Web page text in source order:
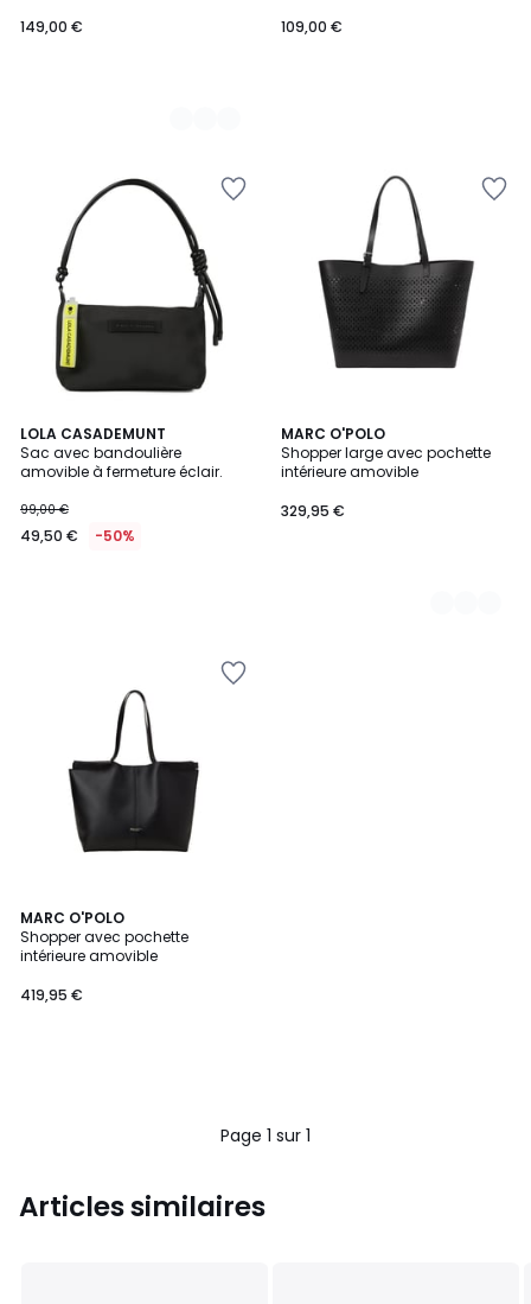
149,00 €
109,00 €
LOLA CASADEMUNT
Sac avec bandoulière
amovible à fermeture éclair.
99,00 €
49,50 € -50%
MARC O'POLO
Shopper large avec pochette
intérieure amovible
329,95 €
2
Couleurs
MARC O'POLO
Shopper avec pochette
intérieure amovible
419,95 €
Page 1 sur 1
Articles similaires